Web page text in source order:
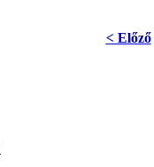
< Előző